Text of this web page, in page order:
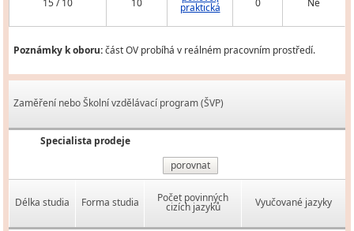
15 / 10 10 praktická 0 Ne
Poznámky k oboru:část OV probíhá v reálném pracovním prostředí.
Zaměření nebo Školní vzdělávací program (ŠVP)
Specialista prodeje
porovnat
Délka studia Forma studia Počet povinných
cizích jazyků Vyučované jazyky